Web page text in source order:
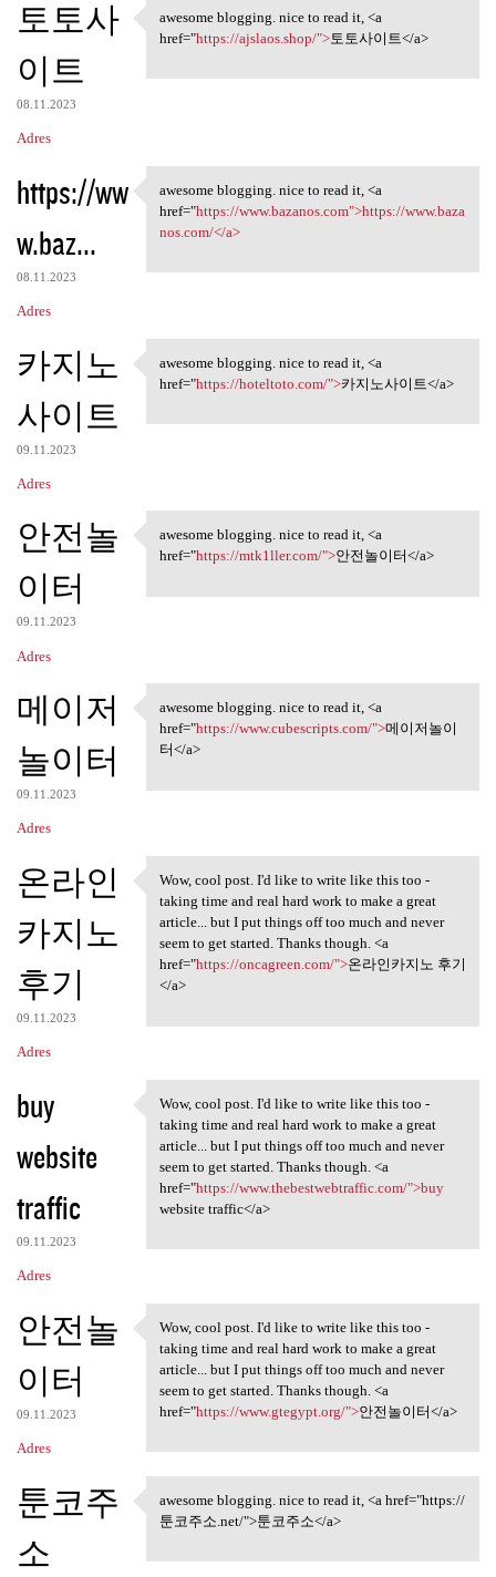
토토사
이트
08.11.2023
Adres
awesome blogging. nice to
awesome blogging. nice to read it, <a
href="https://ajslaos.shop/">토토사이트</a>
https://ww
w.baz...
08.11.2023
Adres
awesome blogging. nice to
awesome blogging. nice to read it, <a
href="https://www.bazanos.com">https://www.baza
nos.com/</a>
카지노
사이트
09.11.2023
Adres
awesome blogging. nice to
awesome blogging. nice to read it, <a
href="https://hoteltoto.com/">카지노사이트</a>
안전놀
이터
09.11.2023
Adres
awesome blogging. nice to
awesome blogging. nice to read it, <a
href="https://mtk1ller.com/">안전놀이터</a>
메이저
놀이터
09.11.2023
Adres
awesome blogging. nice to
awesome blogging. nice to read it, <a
href="https://www.cubescripts.com/">메이저놀이
터</a>
온라인
카지노
후기
09.11.2023
Adres
Wow, cool post. I'd like to
Wow, cool post. I'd like to write like this too -
taking time and real hard work to make a great
article... but I put things off too much and never
seem to get started. Thanks though. <a
href="https://oncagreen.com/">온라인카지노 후기
</a>
buy
website
traffic
09.11.2023
Adres
Wow, cool post. I'd like to
Wow, cool post. I'd like to write like this too -
taking time and real hard work to make a great
article... but I put things off too much and never
seem to get started. Thanks though. <a
href="https://www.thebestwebtraffic.com/">buy
website traffic</a>
안전놀
이터
09.11.2023
Adres
Wow, cool post. I'd like to
Wow, cool post. I'd like to write like this too -
taking time and real hard work to make a great
article... but I put things off too much and never
seem to get started. Thanks though. <a
href="https://www.gtegypt.org/">안전놀이터</a>
툰코주
소
awesome blogging. nice to
awesome blogging. nice to read it, <a href="https://
툰코주소.net/">툰코주소</a>